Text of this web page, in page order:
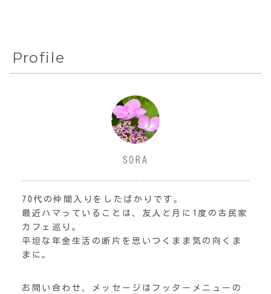
Profile
SORA
70代の仲間入りをしたばかりです。
最近ハマっていることは、友人と月に1度の古民家
カフェ巡り。
平坦な年金生活の断片を思いつくまま気の向くま
まに。
お問い合わせ、メッセージはフッターメニューの